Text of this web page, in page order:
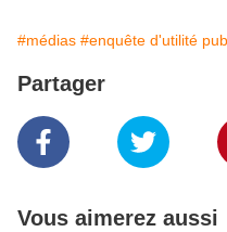
#médias #enquête d'utilité
Partager
Vous aimerez aussi